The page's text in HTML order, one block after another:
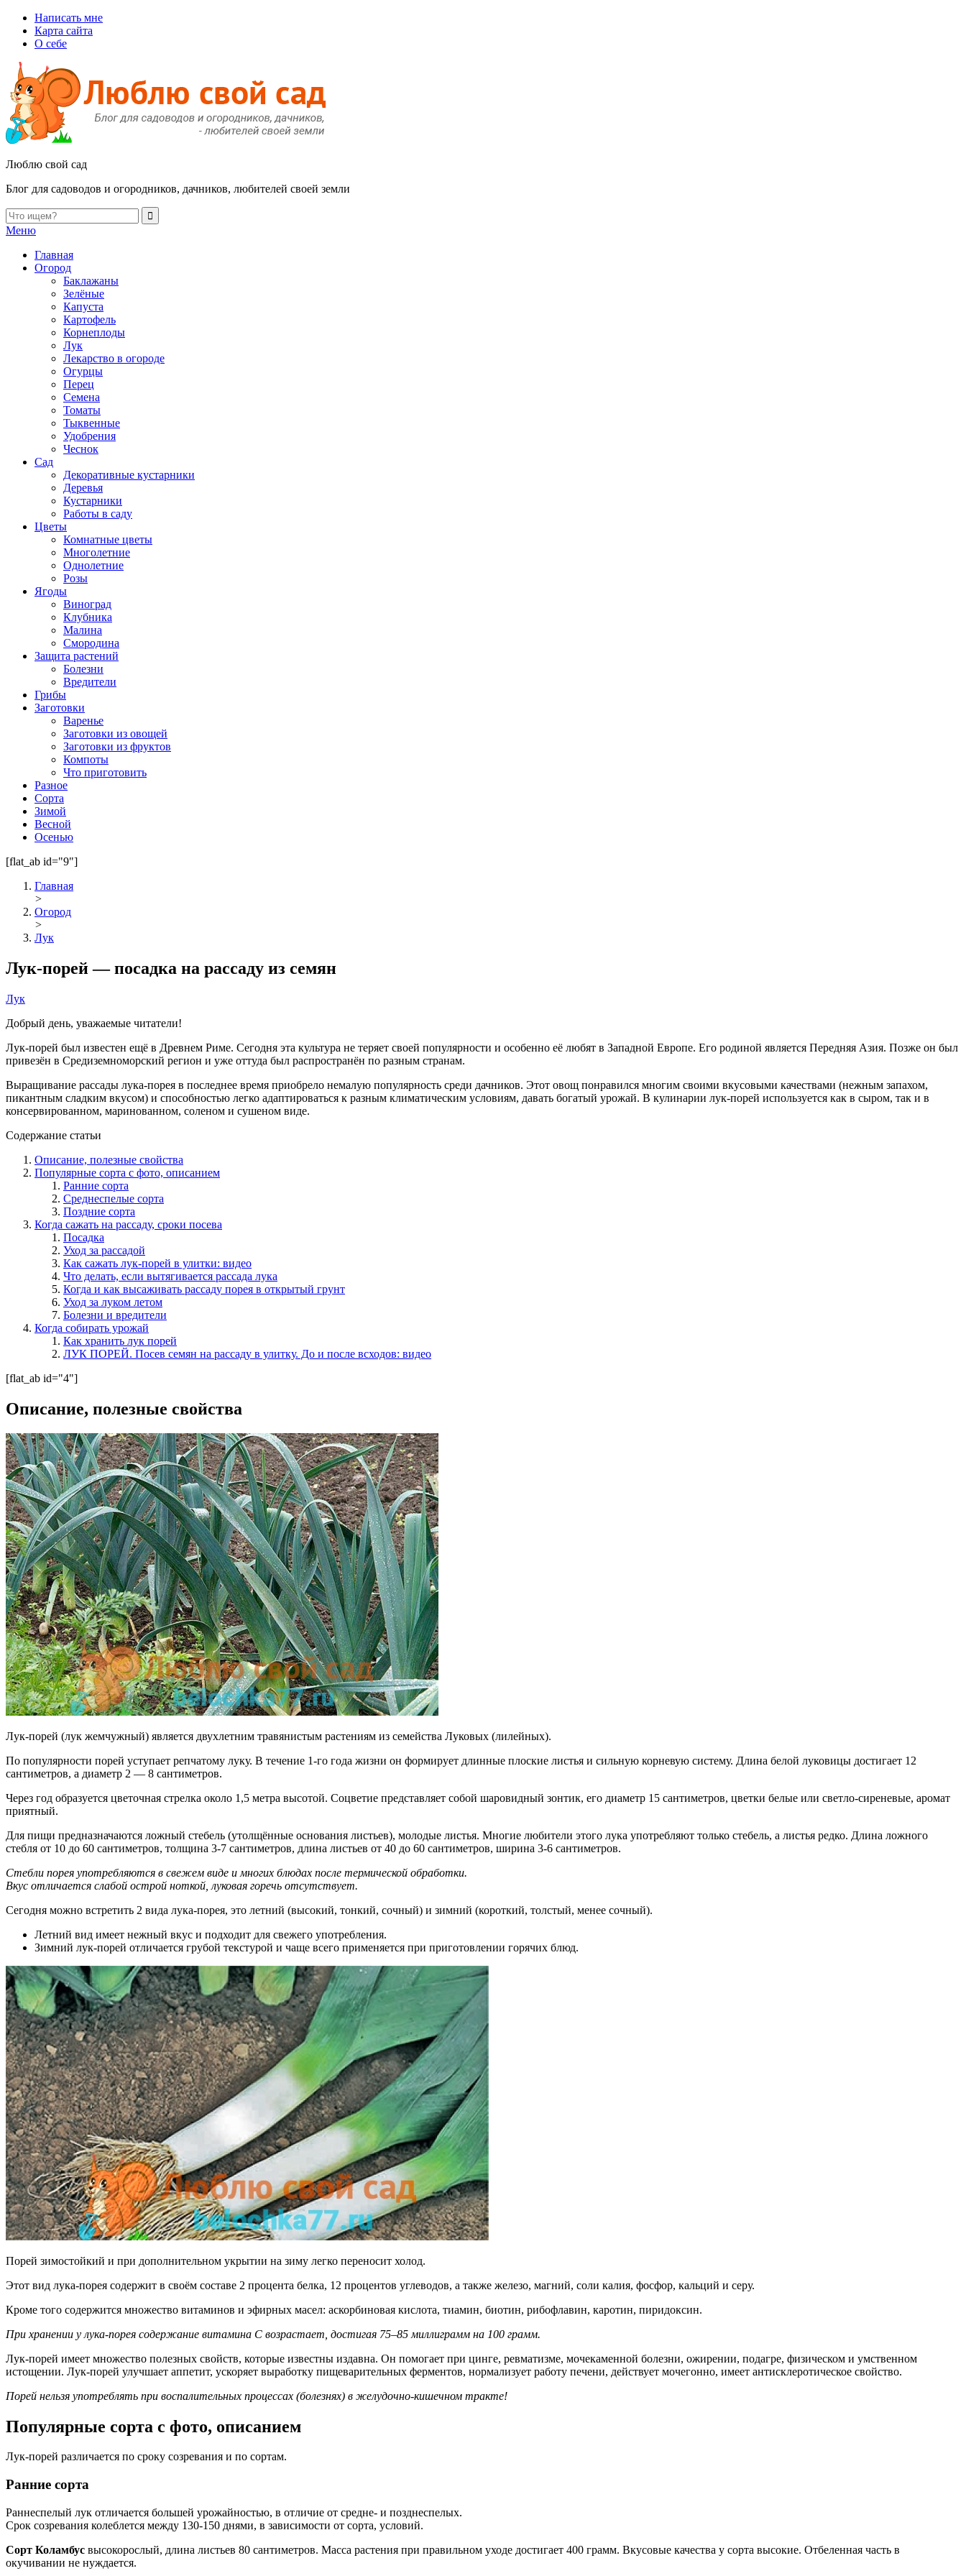
Написать мне
Карта сайта
О себе
Люблю свой сад
Блог для садоводов и огородников, дачников, любителей своей земли
Меню
Главная
Огород
Баклажаны
Зелёные
Капуста
Картофель
Корнеплоды
Лук
Лекарство в огороде
Огурцы
Перец
Семена
Томаты
Тыквенные
Удобрения
Чеснок
Сад
Декоративные кустарники
Деревья
Кустарники
Работы в саду
Цветы
Комнатные цветы
Многолетние
Однолетние
Розы
Ягоды
Виноград
Клубника
Малина
Смородина
Защита растений
Болезни
Вредители
Грибы
Заготовки
Варенье
Заготовки из овощей
Заготовки из фруктов
Компоты
Что приготовить
Разное
Сорта
Зимой
Весной
Осенью
[flat_ab id="9"]
Главная
>
Огород
>
Лук
Лук-порей — посадка на рассаду из семян
Лук
Добрый день, уважаемые читатели!
Лук-порей был известен ещё в Древнем Риме. Сегодня эта культура не теряет своей популярности и особенно её любят в Западной Европе. Его родиной является Передняя Азия. Позже он был
привезён в Средиземноморский регион и уже оттуда был распространён по разным странам.
Выращивание рассады лука-порея в последнее время приобрело немалую популярность среди дачников. Этот овощ понравился многим своими вкусовыми качествами (нежным запахом,
пикантным сладким вкусом) и способностью легко адаптироваться к разным климатическим условиям, давать богатый урожай. В кулинарии лук-порей используется как в сыром, так и в
консервированном, маринованном, соленом и сушеном виде.
Содержание статьи
Описание, полезные свойства
Популярные сорта с фото, описанием
Ранние сорта
Среднеспелые сорта
Поздние сорта
Когда сажать на рассаду, сроки посева
Посадка
Уход за рассадой
Как сажать лук-порей в улитки: видео
Что делать, если вытягивается рассада лука
Когда и как высаживать рассаду порея в открытый грунт
Уход за луком летом
Болезни и вредители
Когда собирать урожай
Как хранить лук порей
ЛУК ПОРЕЙ. Посев семян на рассаду в улитку. До и после всходов: видео
[flat_ab id="4"]
Описание, полезные свойства
Лук-порей (лук жемчужный) является двухлетним травянистым растениям из семейства Луковых (лилейных).
По популярности порей уступает репчатому луку. В течение 1-го года жизни он формирует длинные плоские листья и сильную корневую систему. Длина белой луковицы достигает 12
сантиметров, а диаметр 2 — 8 сантиметров.
Через год образуется цветочная стрелка около 1,5 метра высотой. Соцветие представляет собой шаровидный зонтик, его диаметр 15 сантиметров, цветки белые или светло-сиреневые, аромат
приятный.
Для пищи предназначаются ложный стебель (утолщённые основания листьев), молодые листья. Многие любители этого лука употребляют только стебель, а листья редко. Длина ложного
стебля от 10 до 60 сантиметров, толщина 3-7 сантиметров, длина листьев от 40 до 60 сантиметров, ширина 3-6 сантиметров.
Стебли порея употребляются в свежем виде и многих блюдах после термической обработки.
Вкус отличается слабой острой ноткой, луковая горечь отсутствует.
Сегодня можно встретить 2 вида лука-порея, это летний (высокий, тонкий, сочный) и зимний (короткий, толстый, менее сочный).
Летний вид имеет нежный вкус и подходит для свежего употребления.
Зимний лук-порей отличается грубой текстурой и чаще всего применяется при приготовлении горячих блюд.
Порей зимостойкий и при дополнительном укрытии на зиму легко переносит холод.
Этот вид лука-порея содержит в своём составе 2 процента белка, 12 процентов углеводов, а также железо, магний, соли калия, фосфор, кальций и серу.
Кроме того содержится множество витаминов и эфирных масел: аскорбиновая кислота, тиамин, биотин, рибофлавин, каротин, пиридоксин.
При хранении у лука-порея содержание витамина С возрастает, достигая 75–85 миллиграмм на 100 грамм.
Лук-порей имеет множество полезных свойств, которые известны издавна. Он помогает при цинге, ревматизме, мочекаменной болезни, ожирении, подагре, физическом и умственном
истощении. Лук-порей улучшает аппетит, ускоряет выработку пищеварительных ферментов, нормализует работу печени, действует мочегонно, имеет антисклеротическое свойство.
Порей нельзя употреблять при воспалительных процессах (болезнях) в желудочно-кишечном тракте!
Популярные сорта с фото, описанием
Лук-порей различается по сроку созревания и по сортам.
Ранние сорта
Раннеспелый лук отличается большей урожайностью, в отличие от средне- и позднеспелых.
Срок созревания колеблется между 130-150 днями, в зависимости от сорта, условий.
Сорт Коламбус высокорослый, длина листьев 80 сантиметров. Масса растения при правильном уходе достигает 400 грамм. Вкусовые качества у сорта высокие. Отбеленная часть в
окучивании не нуждается.